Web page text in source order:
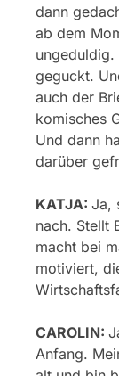
dann
ab dem
ungeduldig.
geguckt.
auch der
komisches
Und dann
darüber
KATJA: Ja,
nach. Stellt
macht bei
motiviert,
CAROLIN:
Anfang.